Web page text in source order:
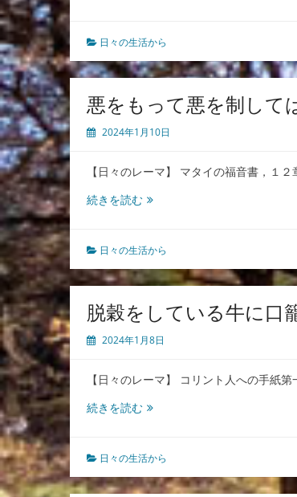
に
は
確
に
将
来
あ
る
日々の生活から
悪をもって悪を制して
2024年1月10日
【日々のレーマ】 マタイの福音書，１
続きを読む悪
っ
て
悪
制
し
て
悪
か
れ
ら
れ
日々の生活から
脱穀をしている牛に口
2024年1月8日
【日々のレーマ】 コリント人への手紙
続きを読む脱
し
て
い
日々の生活から